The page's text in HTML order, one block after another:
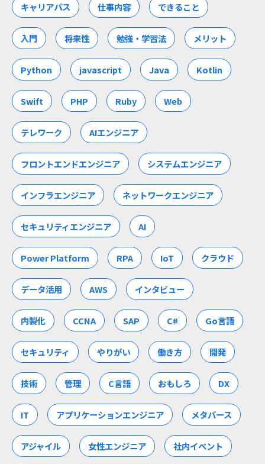
キャリアパス 仕事内容 できること
入門 将来性 勉強・学習法 メリット
Python javascript Java Kotlin
Swift PHP Ruby Web
テレワーク AIエンジニア
フロントエンドエンジニア システムエンジニア
インフラエンジニア ネットワークエンジニア
セキュリティエンジニア AI
Power Platform RPA IoT クラウド
データ活用 AWS インタビュー
内製化 CCNA SAP C# Go言語
セキュリティ やりがい 働き方 開発
技術 管理 C言語 おもしろ DX
IT アプリケーションエンジニア メタバース
アジャイル 女性エンジニア 社内イベント